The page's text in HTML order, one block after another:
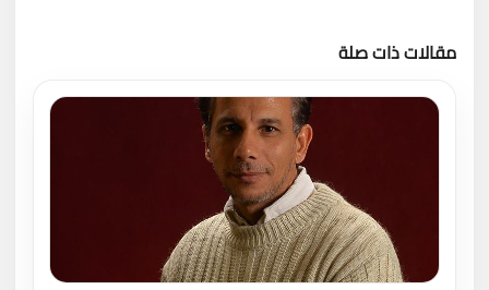
مقالات ذات صلة